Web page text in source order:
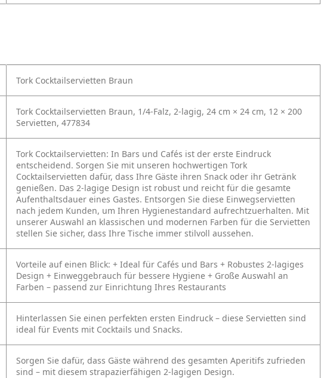
Tork Cocktailservietten Braun
Tork Cocktailservietten Braun, 1/4-Falz, 2-lagig, 24 cm × 24 cm, 12 × 200
Servietten, 477834
Tork Cocktailservietten: In Bars und Cafés ist der erste Eindruck
entscheidend. Sorgen Sie mit unseren hochwertigen Tork
Cocktailservietten dafür, dass Ihre Gäste ihren Snack oder ihr Getränk
genießen. Das 2-lagige Design ist robust und reicht für die gesamte
Aufenthaltsdauer eines Gastes. Entsorgen Sie diese Einwegservietten
nach jedem Kunden, um Ihren Hygienestandard aufrechtzuerhalten. Mit
unserer Auswahl an klassischen und modernen Farben für die Servietten
stellen Sie sicher, dass Ihre Tische immer stilvoll aussehen.
Vorteile auf einen Blick: + Ideal für Cafés und Bars + Robustes 2-lagiges
Design + Einweggebrauch für bessere Hygiene + Große Auswahl an
Farben – passend zur Einrichtung Ihres Restaurants
Hinterlassen Sie einen perfekten ersten Eindruck – diese Servietten sind
ideal für Events mit Cocktails und Snacks.
Sorgen Sie dafür, dass Gäste während des gesamten Aperitifs zufrieden
sind – mit diesem strapazierfähigen 2-lagigen Design.